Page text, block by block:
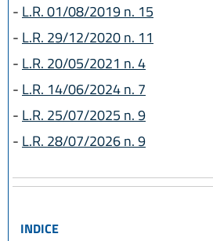
- L.R. 01/08/2019 n. 15
- L.R. 29/12/2020 n. 11
- L.R. 20/05/2021 n. 4
- L.R. 14/06/2024 n. 7
- L.R. 25/07/2025 n. 9
- L.R. 28/07/2026 n. 9
INDICE